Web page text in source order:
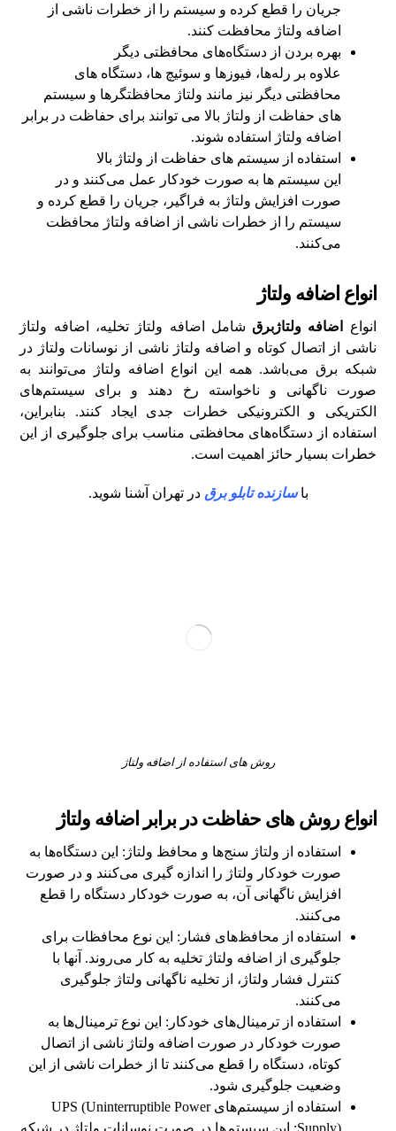
جریان را قطع کرده و سیستم را از خطرات ناشی از
اضافه ولتاژ محافظت کنند.
بهره بردن از دستگاه‌های محافظتی دیگر
علاوه بر رله‌ها، فیوزها و سوئیچ‌ ها، دستگاه‌ های
محافظتی دیگر نیز مانند ولتاژ محافظتگرها و سیستم‌
های حفاظت از ولتاژ بالا می‌ توانند برای حفاظت در برابر
اضافه ولتاژ استفاده شوند.
استفاده از سیستم‌ های حفاظت از ولتاژ بالا
این سیستم‌ ها به صورت خودکار عمل می‌کنند و در
صورت افزایش ولتاژ به فراگیر، جریان را قطع کرده و
سیستم را از خطرات ناشی از اضافه ولتاژ محافظت
می‌کنند.
انواع اضافه ولتاژ
انواع اضافه ولتاژبرق شامل اضافه ولتاژ تخلیه، اضافه ولتاژ
ناشی از اتصال کوتاه و اضافه ولتاژ ناشی از نوسانات ولتاژ در
شبکه برق می‌باشد. همه این انواع اضافه ولتاژ می‌توانند به
صورت ناگهانی و ناخواسته رخ دهند و برای سیستم‌های
الکتریکی و الکترونیکی خطرات جدی ایجاد کنند. بنابراین،
استفاده از دستگاه‌های محافظتی مناسب برای جلوگیری از این
خطرات بسیار حائز اهمیت است.
باسازنده تابلو برق در تهران آشنا شوید.
روش های استفاده از اضافه ولتاژ
انواع روش های حفاظت در برابر اضافه ولتاژ
استفاده از ولتاژ سنج‌ها و محافظ ولتاژ: این دستگاه‌ها به
صورت خودکار ولتاژ را اندازه گیری می‌کنند و در صورت
افزایش ناگهانی آن، به صورت خودکار دستگاه را قطع
می‌کنند.
استفاده از محافظ‌های فشار: این نوع محافظات برای
جلوگیری از اضافه ولتاژ تخلیه به کار می‌روند. آنها با
کنترل فشار ولتاژ، از تخلیه ناگهانی ولتاژ جلوگیری
می‌کنند.
استفاده از ترمینال‌های خودکار: این نوع ترمینال‌ها به
صورت خودکار در صورت اضافه ولتاژ ناشی از اتصال
کوتاه، دستگاه را قطع می‌کنند تا از خطرات ناشی از این
وضعیت جلوگیری شود.
استفاده از سیستم‌های UPS (Uninterruptible Power
Supply): این سیستم‌ها در صورت نوسانات ولتاژ در شبکه